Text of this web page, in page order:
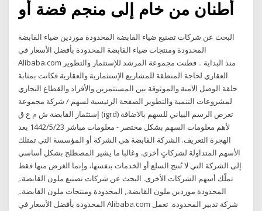
البحث عن شركات تصنيع ضياء القابضة المحدودة موردين ضياء القابضة
المحدودة ومنتجات ضياء القابضة المحدودة بأفضل الأسعار في
Alibaba.com منذ البداية .. فطنت مجموعة المرشد للإستثمار والتطوير
العقاري لحاجة المنطقة للمشاريع الإستثمارية والعقارية فكانت بمثابة
حلقة الوصل الآمنة والموثوقة بين المستثمرين والأفراد والقطاع التجاري
لمشروعات التنمية والتطوير الصفحة الرئيسية لسهم / شركة مجموعة
إستثمار القابضة ش م ع ق (igrd) تعرض الرسم البياني للسهم بالاضافة
لأهم معلومات السهم بشكل مختصر - معلومات مباشر 23‏‏/5‏‏/1442 بعد
الهجرة التعريف. الشركة القابضة هي الشركة أو المؤسسة التي تمتلك
الأسهم المتداولة لشركاتٍ أخرى. وغالبا ما يشير المصطلح بشكل أساسي
إلى الشركة التي لا تُنتج السلع أو الخدمات بنفسها، وإنما الغرض منها فقط
تملّك أسهم الشركات الأخرى. البحث عن شركات تصنيع ملون القابضة.,
المحدودة موردين ملون القابضة., المحدودة ومنتجات ملون القابضة.,
المحدودة بأفضل الأسعار في Alibaba.com شركة تدبير المحدودة. تعمل